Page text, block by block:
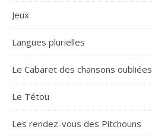
Jeux
Langues plurielles
Le Cabaret des chansons oubliées
Le Tétou
Les rendez-vous des Pitchouns